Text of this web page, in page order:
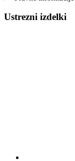
Ustrezni izdelki